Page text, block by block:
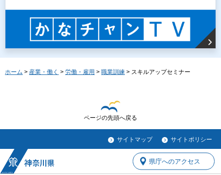
ホーム > 産業・働く > 労働・雇用 > 職業訓練 > スキルアップセミナー
ページの先頭へ戻る
サイトマップ サイトポリシー
県庁へのアクセス